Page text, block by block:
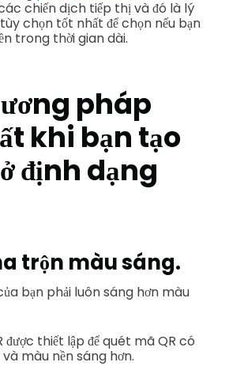
chiến dịch tiếp thị và đó là lý
chọn tốt nhất để chọn nếu bạn
trong thời gian dài.
pháp
khi bạn tạo
định dạng
trộn màu sáng.
bạn phải luôn sáng hơn màu
thiết lập để quét mã QR có
màu nền sáng hơn.